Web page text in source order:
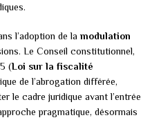
l’adoption de la modulation
Le Conseil constitutionnel,
(Loi sur la fiscalité
de l’abrogation différée,
le cadre juridique avant l’entrée
pragmatique, désormais